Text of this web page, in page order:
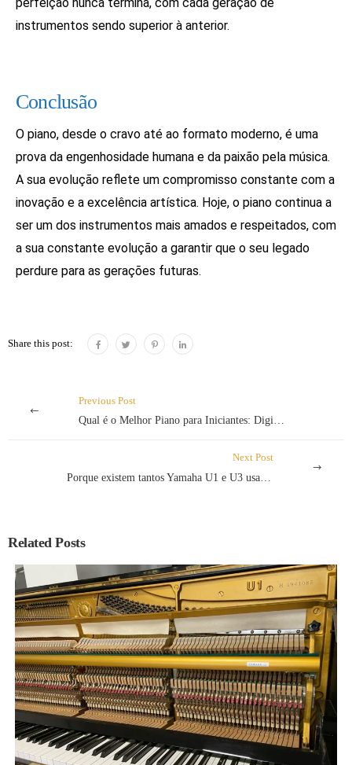
instrumentos sendo superior à anterior.
Conclusão
O piano, desde o cravo até ao formato moderno, é uma
prova da engenhosidade humana e da paixão pela música.
A sua evolução reflete um compromisso constante com a
inovação e a excelência artística. Hoje, o piano continua a
ser um dos instrumentos mais amados e respeitados, com
a sua constante evolução a garantir que o seu legado
perdure para as gerações futuras.
Share this post:
Previous Post
Next Post
Porque existem tantos Yamaha U1 e U3 usados à venda em Portugal?
Related Posts